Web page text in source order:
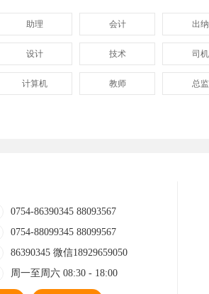
助理 会计 出纳
设计 技术 司机
计算机 教师 总监
0754-86390345 88093567
0754-88099345 88099567
86390345 微信18929659050
周一至周六 08:30 - 18:00